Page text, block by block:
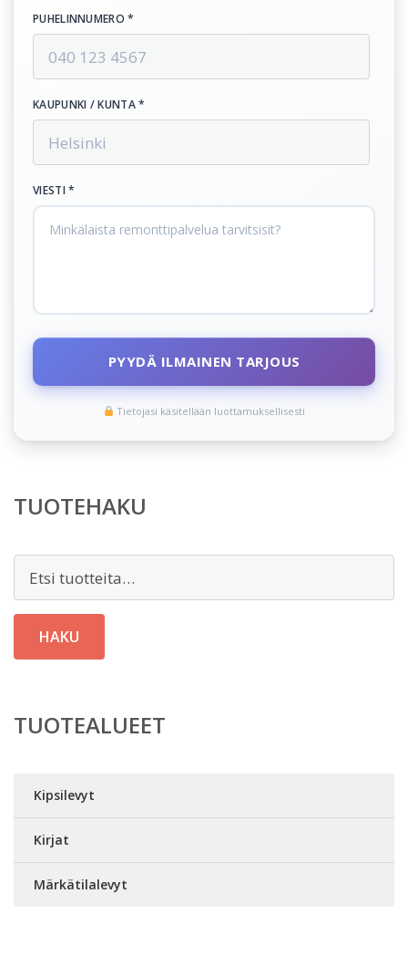
PUHELINNUMERO *
KAUPUNKI / KUNTA *
VIESTI *
PYYDÄ ILMAINEN TARJOUS
Tietojasi käsitellään luottamuksellisesti
TUOTEHAKU
HAKU
TUOTEALUEET
Kipsilevyt
Kirjat
Märkätilalevyt